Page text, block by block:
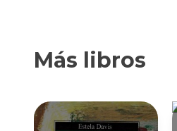
Más libros